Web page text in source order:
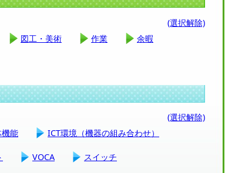
(選択解除)
図工・美術 作業 余暇
(選択解除)
能 ICT環境（機器の組み合わせ）
VOCA スイッチ